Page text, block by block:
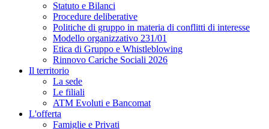
Statuto e Bilanci
Procedure deliberative
Politiche di gruppo in materia di conflitti di interesse
Modello organizzativo 231/01
Etica di Gruppo e Whistleblowing
Rinnovo Cariche Sociali 2026
Il territorio
La sede
Le filiali
ATM Evoluti e Bancomat
L'offerta
Famiglie e Privati